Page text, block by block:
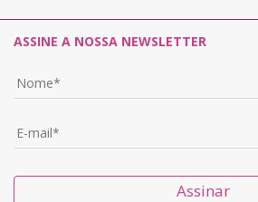
ASSINE A NOSSA NEWSLETTER
Assinar